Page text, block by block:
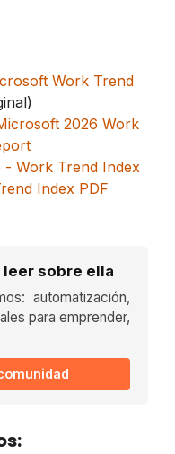
Work Trend
2026 Work
Work Trend Index
Index PDF
leer sobre ella
automatización,
para emprender,